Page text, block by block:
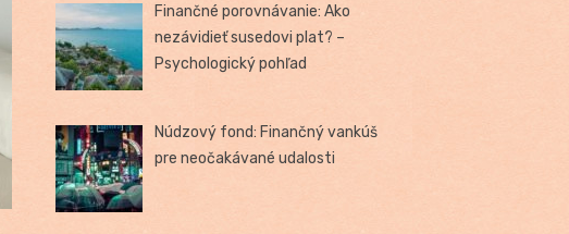
Finančné porovnávanie: Ako
nezávidieť susedovi plat? –
Psychologický pohľad
Núdzový fond: Finančný vankúš
pre neočakávané udalosti